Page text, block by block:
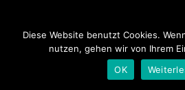
Diese Website benutzt Cookies.
nutzen, gehen wir von Ihrem
OK